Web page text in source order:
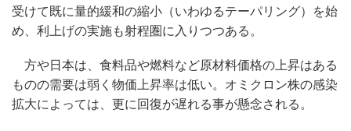
受けて既に量的緩和の縮小（いわゆるテーパリング）を始
め、利上げの実施も射程圏に入りつつある。
方や日本は、食料品や燃料など原材料価格の上昇はある
ものの需要は弱く物価上昇率は低い。オミクロン株の感染
拡大によっては、更に回復が遅れる事が懸念される。